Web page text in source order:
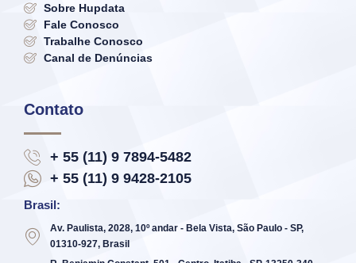
Sobre Hupdata
Fale Conosco
Trabalhe Conosco
Canal de Denúncias
Contato
+ 55 (11) 9 7894-5482
+ 55 (11) 9 9428-2105
Brasil:
Av. Paulista, 2028, 10º andar - Bela Vista, São Paulo - SP,
01310-927, Brasil